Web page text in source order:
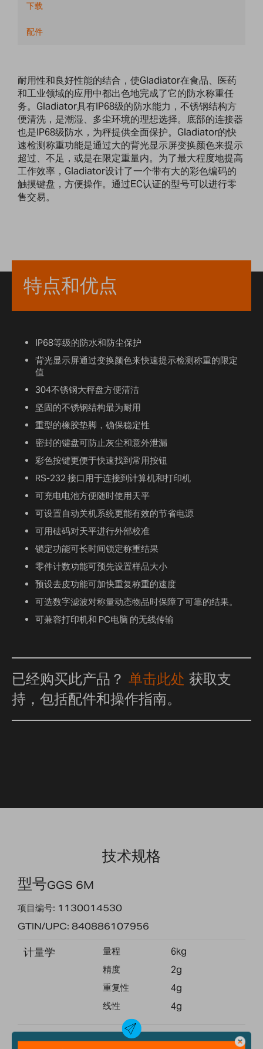
下载
配件
耐用性和良好性能的结合，使Gladiator在食品、医药
和工业领域的应用中都出色地完成了它的防水称重任
务。Gladiator具有IP68级的防水能力，不锈钢结构方
便清洗，是潮湿、多尘环境的理想选择。底部的连接器
也是IP68级防水，为秤提供全面保护。Gladiator的快
速检测称重功能是通过大的背光显示屏变换颜色来提示
超过、不足，或是在限定重量内。为了最大程度地提高
工作效率，Gladiator设计了一个带有大的彩色编码的
触摸键盘，方便操作。通过EC认证的型号可以进行零
售交易。
特点和优点
IP68等级的防水和防尘保护
背光显示屏通过变换颜色来快速提示检测称重的限定
值
304不锈钢大秤盘方便清洁
坚固的不锈钢结构最为耐用
重型的橡胶垫脚，确保稳定性
密封的键盘可防止灰尘和意外泄漏
彩色按键更便于快速找到常用按钮
RS-232 接口用于连接到计算机和打印机
可充电电池方便随时使用天平
可设置自动关机系统更能有效的节省电源
可用砝码对天平进行外部校准
锁定功能可长时间锁定称重结果
零件计数功能可预先设置样品大小
预设去皮功能可加快重复称重的速度
可选数字滤波对称量动态物品时保障了可靠的结果。
可兼容打印机和 PC电脑 的无线传输
已经购买此产品？ 单击此处 获取支
持，包括配件和操作指南。
技术规格
型号GGS 6M
项目编号: 1130014530
GTIN/UPC: 840886107956
计量学 量程 6kg
精度 2g
重复性 4g
线性 4g
General
秤盘尺寸